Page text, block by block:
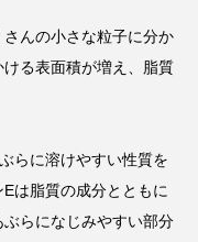
んの小さな粒子に分か
る表面積が増え、脂質
らに溶けやすい性質を
は脂質の成分とともに
らになじみやすい部分